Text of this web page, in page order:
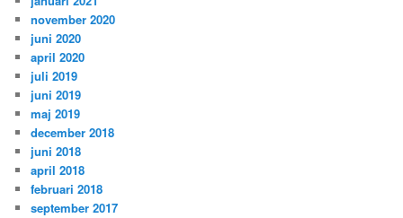
november 2020
juni 2020
april 2020
juli 2019
juni 2019
maj 2019
december 2018
juni 2018
april 2018
februari 2018
september 2017